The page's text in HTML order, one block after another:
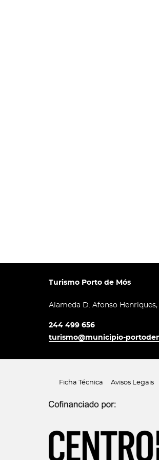
Turismo Porto de Mós
Alameda D. Afonso
244 499 656
turismo@municipio-
Ficha Técnica Avisos Legais